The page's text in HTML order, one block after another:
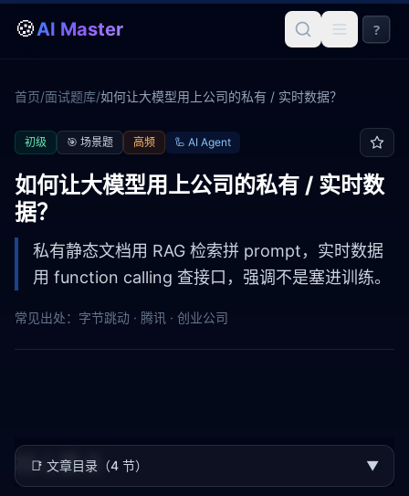
🍪AI Master ?
首页/面试题库/如何让大模型用上公司的私有 / 实时数据？
初级 🎯 场景题 高频 🦾 AI Agent
如何让大模型用上公司的私有 / 实时数
据？
私有静态文档用 RAG 检索拼 prompt，实时数据
用 function calling 查接口，强调不是塞进训练。
常见出处： 字节跳动 · 腾讯 · 创业公司
📑 文章目录（4 节） ▼
核心要点